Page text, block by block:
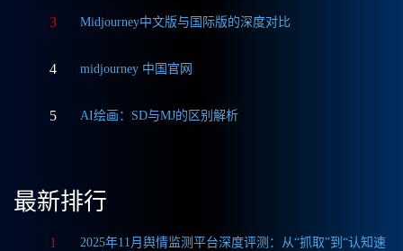
3 Midjourney中文版与国际版的深度对比
4 midjourney 中国官网
5 AI绘画：SD与MJ的区别解析
最新排行
1
2025年11月舆情监测平台深度评测：从“抓取”到“认知速